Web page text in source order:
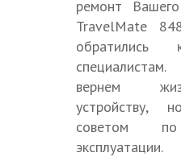
ремонт
TravelMate
обратились
вернем
советом
эксплуатации.